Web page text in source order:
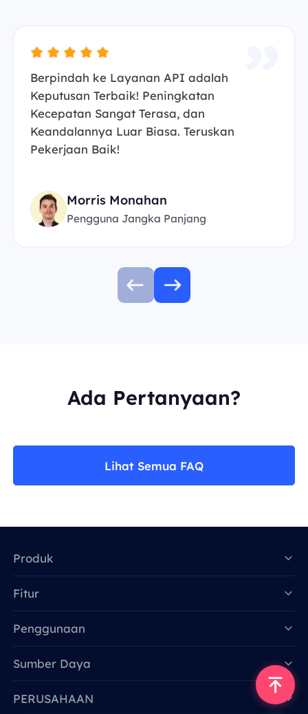
Berpindah ke Layanan API adalah
Keputusan Terbaik! Peningkatan
Kecepatan Sangat Terasa, dan
Keandalannya Luar Biasa. Teruskan
Pekerjaan Baik!
Morris Monahan
Pengguna Jangka Panjang
Ada Pertanyaan?
Lihat Semua FAQ
Produk
Fitur
Penggunaan
Sumber Daya
PERUSAHAAN